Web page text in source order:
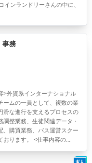
ンランドリーさんの中に、
事務
>外資系インターナショナル
ームの一員として、複数の業
滑な進行を支えるプロセスの
整業務、生徒関連データ・
、購買業務、バス運営スクー
おります。 <仕事内容の...